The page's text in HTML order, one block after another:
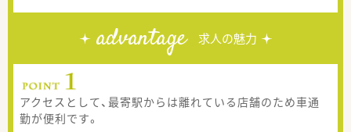
advantage 求人の魅力
アクセスとして、最寄駅からは離れている店舗のため車通
勤が便利です。